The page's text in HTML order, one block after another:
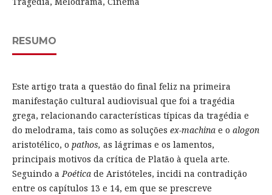
RESUMO
Este artigo trata a questão do final feliz na primeira
manifestação cultural audiovisual que foi a tragédia
grega, relacionando características típicas da tragédia e
do melodrama, tais como as soluções ex-machinae o alogon
aristotélico, o pathos, as lágrimas e os lamentos,
principais motivos da crítica de Platão à quela arte.
Seguindo aPoéticade Aristóteles, incidi na contradição
entre os capítulos 13 e 14, em que se prescreve